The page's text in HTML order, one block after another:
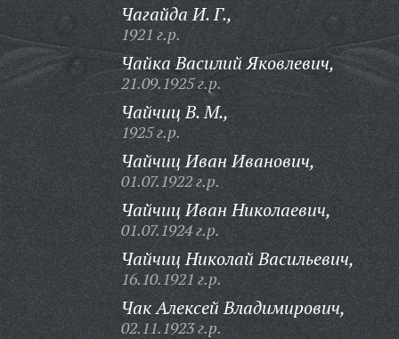
Чагайда И. Г.,
1921 г.р.
Чайка Василий Яковлевич,
21.09.1925 г.р.
Чайчиц В. М.,
1925 г.р.
Чайчиц Иван Иванович,
01.07.1922 г.р.
Чайчиц Иван Николаевич,
01.07.1924 г.р.
Чайчиц Николай Васильевич,
16.10.1921 г.р.
Чак Алексей Владимирович,
02.11.1923 г.р.